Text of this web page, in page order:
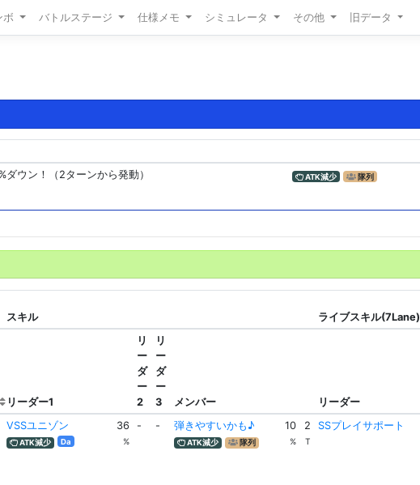
ボ バトルステージ 仕様メモ シミュレータ その他 旧データ
ダウン！（2ターンから発動） ATK減少 隊列
スキル ライブスキル(7Lane)
リーダー1
リ
ー
ダ
ー
2
リ
ー
ダ
ー
3
メンバー リーダー
VSSユニゾン
ATK減少 Da
36
%
- - 弾きやすいかも♪
ATK減少 隊列
10
%
2
T
SSプレイサポート